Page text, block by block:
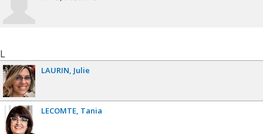
L
LAURIN Julie
LECOMTE Tania